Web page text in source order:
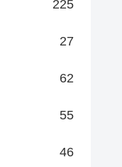
225
27
62
55
46